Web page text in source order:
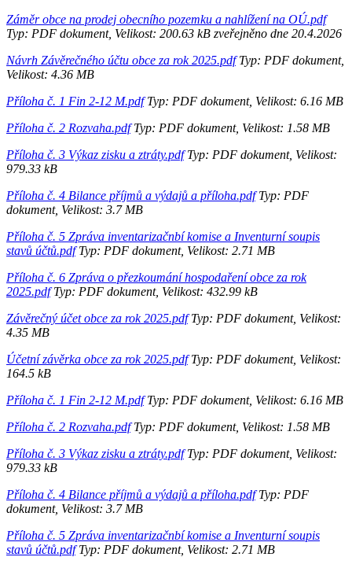
Záměr obce na prodej obecního pozemku a nahlížení na OÚ.pdf
Typ: PDF dokument, Velikost: 200.63 kB zveřejněno dne 20.4.2026
Návrh Závěrečného účtu obce za rok 2025.pdfTyp: PDF dokument,
Velikost: 4.36 MB
Příloha č. 1 Fin 2-12 M.pdfTyp: PDF dokument, Velikost: 6.16 MB
Příloha č. 2 Rozvaha.pdfTyp: PDF dokument, Velikost: 1.58 MB
Příloha č. 3 Výkaz zisku a ztráty.pdfTyp: PDF dokument, Velikost:
979.33 kB
Příloha č. 4 Bilance příjmů a výdajů a příloha.pdfTyp: PDF
dokument, Velikost: 3.7 MB
Příloha č. 5 Zpráva inventarizačnbí komise a Inventurní soupis
stavů účtů.pdfTyp: PDF dokument, Velikost: 2.71 MB
Příloha č. 6 Zpráva o přezkoumání hospodaření obce za rok
2025.pdfTyp: PDF dokument, Velikost: 432.99 kB
Závěrečný účet obce za rok 2025.pdfTyp: PDF dokument, Velikost:
4.35 MB
Účetní závěrka obce za rok 2025.pdfTyp: PDF dokument, Velikost:
164.5 kB
Příloha č. 1 Fin 2-12 M.pdfTyp: PDF dokument, Velikost: 6.16 MB
Příloha č. 2 Rozvaha.pdfTyp: PDF dokument, Velikost: 1.58 MB
Příloha č. 3 Výkaz zisku a ztráty.pdfTyp: PDF dokument, Velikost:
979.33 kB
Příloha č. 4 Bilance příjmů a výdajů a příloha.pdfTyp: PDF
dokument, Velikost: 3.7 MB
Příloha č. 5 Zpráva inventarizačnbí komise a Inventurní soupis
stavů účtů.pdfTyp: PDF dokument, Velikost: 2.71 MB